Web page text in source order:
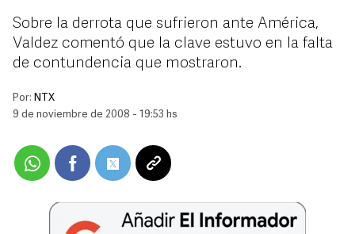
Sobre la derrota que sufrieron ante América,
Valdez comentó que la clave estuvo en la falta
de contundencia que mostraron.
Por: NTX
9 de noviembre de 2008 - 19:53 hs